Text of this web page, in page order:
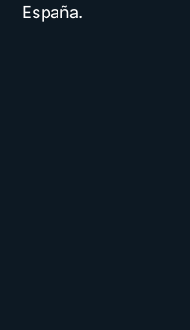
España.